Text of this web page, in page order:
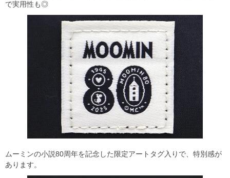
で実用性も◎
ムーミンの小説80周年を記念した限定アートタグ入りで、特別感が
あります。